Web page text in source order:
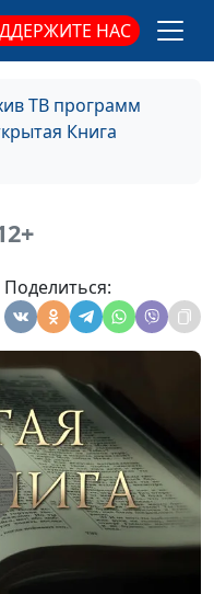
НАС
ТВ программ
Книга
Поделиться:
Олег Гончаров,
магистр богословия,
палаты, член совета
при президенте РФ
магистр богословия,
палаты, член совета
при президенте РФ
Юлия Синицына,
Армен Матевосян,
священнослужитель,
доктор практического
богословия
Юлия Синицына,
Армен Матевосян,
священнослужитель,
доктор практического